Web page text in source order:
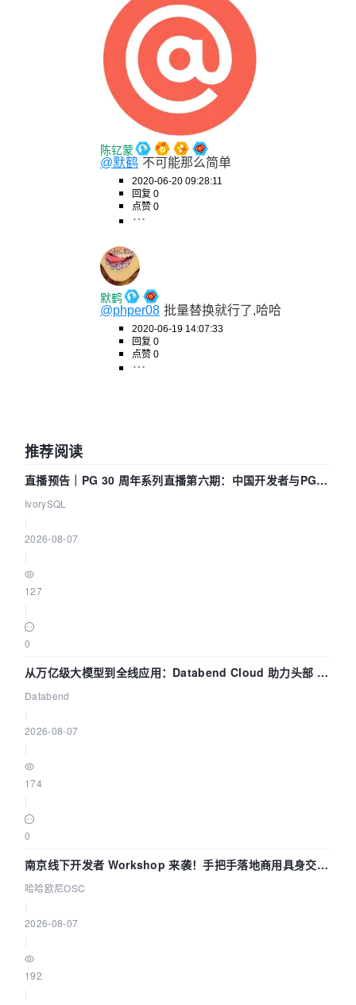
陈钇蒙
@默鹤 不可能那么简单
2020-06-20 09:28:11
回复 0
点赞 0
默鹤
@phper08 批量替换就行了,哈哈
2020-06-19 14:07:33
回复 0
点赞 0
推荐阅读
直播预告｜PG 30 周年系列直播第六期：中国开发者与PG内
核——我们改得动吗？我们贡献了什么？
IvorySQL
2026-08-07
127
0
从万亿级大模型到全线应用：Databend Cloud 助力头部 AI
企业构建全链路 Trace 数据管道
Databend
2026-08-07
174
0
南京线下开发者 Workshop 来袭！手把手落地商用具身交互
智能 Agent 应用
哈哈欧尼OSC
2026-08-07
192